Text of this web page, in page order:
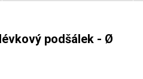
podšálek - Ø